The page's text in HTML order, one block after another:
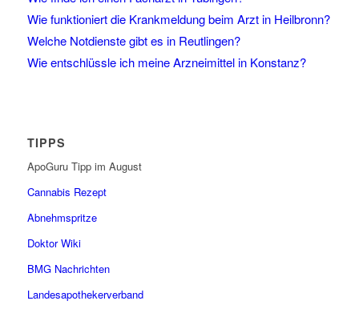
Wie funktioniert die Krankmeldung beim Arzt in Heilbronn?
Welche Notdienste gibt es in Reutlingen?
Wie entschlüssle ich meine Arzneimittel in Konstanz?
TIPPS
ApoGuru Tipp im August
Cannabis Rezept
Abnehmspritze
Doktor Wiki
BMG Nachrichten
Landesapothekerverband